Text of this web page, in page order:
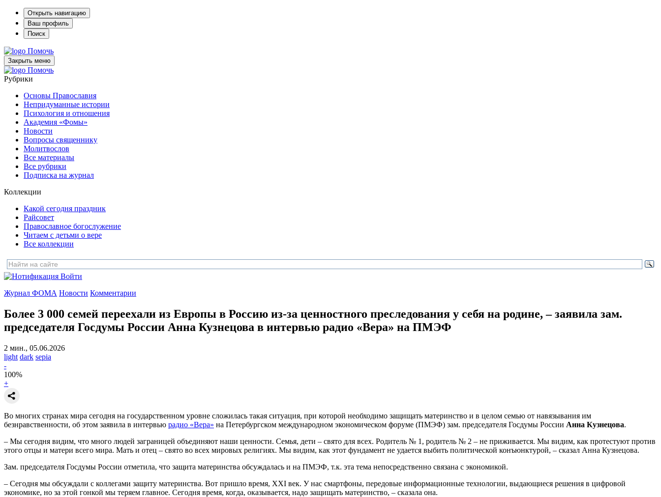
Открыть навигацию
Ваш профиль
Поиск
Помочь
Закрыть меню
Помочь
Рубрики
Основы Православия
Непридуманные истории
Психология и отношения
Академия «Фомы»
Новости
Вопросы священнику
Молитвослов
Все материалы
Все рубрики
Подписка на журнал
Коллекции
Какой сегодня праздник
Райсовет
Православное богослужение
Читаем с детьми о вере
Все коллекции
Войти
Журнал ФОМА Новости Комментарии
Более 3 000 семей переехали из Европы в Россию из-за ценностного преследования у себя на родине, – заявила зам.
председателя Госдумы России Анна Кузнецова в интервью радио «Вера» на ПМЭФ
2 мин., 05.06.2026
light dark sepia
-
100%
+
Во многих странах мира сегодня на государственном уровне сложилась такая ситуация, при которой необходимо защищать материнство и в целом семью от навязывания им
безнравственности, об этом заявила в интервью радио «Вера» на Петербургском международном экономическом форуме (ПМЭФ) зам. председателя Госдумы России Анна Кузнецова.
– Мы сегодня видим, что много людей заграницей объединяют наши ценности. Семья, дети – свято для всех. Родитель № 1, родитель № 2 – не приживается. Мы видим, как протестуют против
этого отцы и матери всего мира. Мать и отец – свято во всех мировых религиях. Мы видим, как этот фундамент не удается выбить политической конъюнктурой, – сказал Анна Кузнецова.
Зам. председателя Госдумы России отметила, что защита материнства обсуждалась и на ПМЭФ, т.к. эта тема непосредственно связана с экономикой.
– Сегодня мы обсуждали с коллегами защиту материнства. Вот пришло время, XXI век. У нас смартфоны, передовые информационные технологии, выдающиеся решения в цифровой
экономике, но за этой гонкой мы теряем главное. Сегодня время, когда, оказывается, надо защищать материнство, – сказала она.